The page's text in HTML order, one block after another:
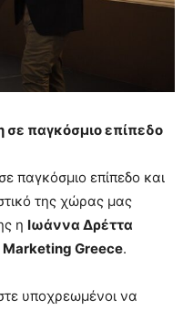
σε παγκόσμιο επίπεδο
παγκόσμιο επίπεδο και
της χώρας μας
η Ιωάννα Δρέττα
Greece.
υποχρεωμένοι να